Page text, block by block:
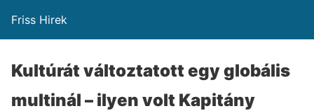
Friss Hirek
Kultúrát változtatott egy globális
multinál – ilyen volt Kapitány